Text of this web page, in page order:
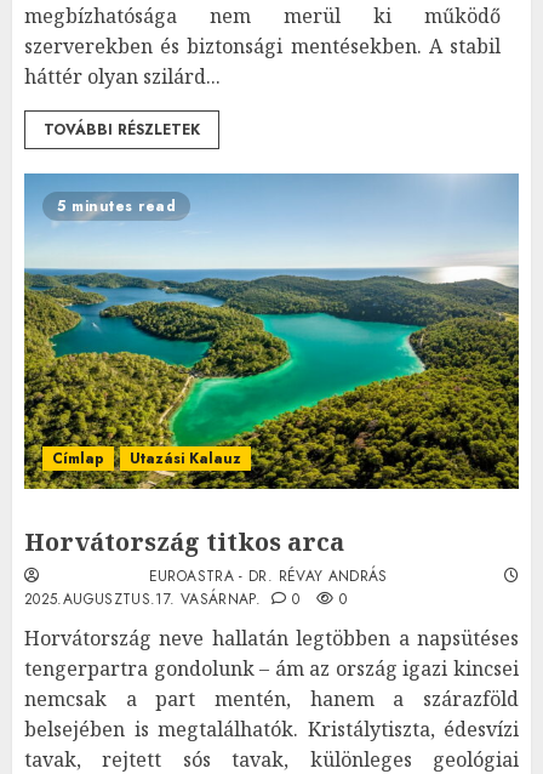
megbízhatósága nem merül ki működő
szerverekben és biztonsági mentésekben. A stabil
háttér olyan szilárd...
TOVÁBBI RÉSZLETEK
5 minutes read
Címlap Utazási Kalauz
Horvátország titkos arca
EUROASTRA - DR. RÉVAY ANDRÁS
2025.AUGUSZTUS.17. VASÁRNAP.
0 0
Horvátország neve hallatán legtöbben a napsütéses
tengerpartra gondolunk – ám az ország igazi kincsei
nemcsak a part mentén, hanem a szárazföld
belsejében is megtalálhatók. Kristálytiszta, édesvízi
tavak, rejtett sós tavak, különleges geológiai